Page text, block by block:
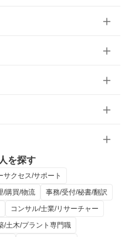
を探す
クセス/サポート
/購買/物流
事務/受付/秘書/翻訳
コンサル/士業/リサーチャー
/土木/プラント専門職